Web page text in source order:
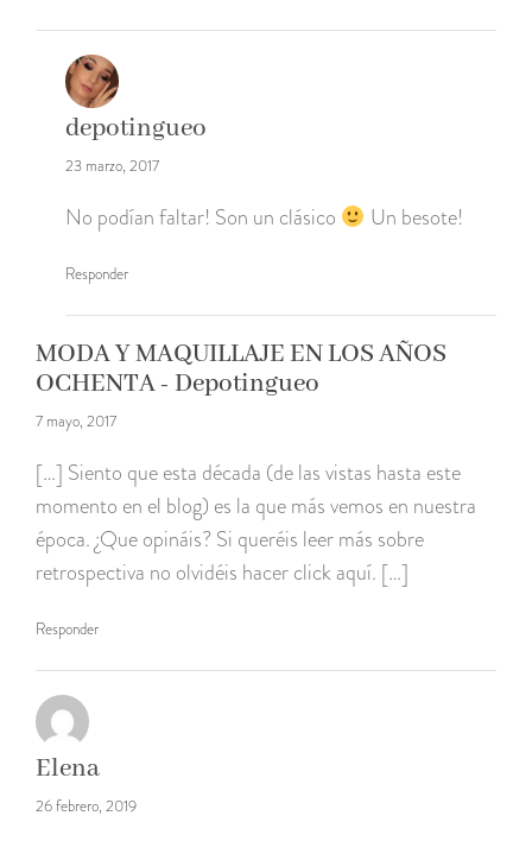
depotingueo
23 marzo, 2017
No podían faltar! Son un clásico Un besote!
Responder
MODA Y MAQUILLAJE EN LOS AÑOS
OCHENTA - Depotingueo
7 mayo, 2017
[…] Siento que esta década (de las vistas hasta este
momento en el blog) es la que más vemos en nuestra
época. ¿Que opináis? Si queréis leer más sobre
retrospectiva no olvidéis hacer click aquí. […]
Responder
Elena
26 febrero, 2019